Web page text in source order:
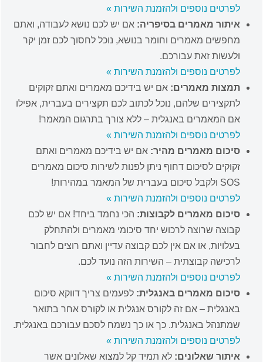
לפרטים נוספים ולהזמנת השירות »
איתור מאמרים בסיפריה: אם יש לכם נושא לעבודה, ואתם
מחפשים מאמרים וחומר בנושא, נוכל לחסוך לכם זמן יקר
ולעשות זאת עבורכם.
לפרטים נוספים ולהזמנת השירות »
תמצות מאמרים: אם יש בידיכם מאמרים ואתם זקוקים
לתקצירים שלהם, נוכל לכתוב לכם תקצירים בעברית, אפילו
אם המאמרים באנגלית – ללא צורך בתרגום המאמר!
לפרטים נוספים ולהזמנת השירות »
סיכום מאמרים מהיר: אם יש בידיכם מאמרים ואתם
זקוקים לסיכום דחוף ניתן לפנות לשירות סיכום מאמרים
SOS ולקבל סיכום בעברית של המאמר במהירות!
לפרטים נוספים ולהזמנת השירות »
סיכום מאמרים לקבוצות: הכי נחמד ביחד! אם יש לכם
קבוצה שרוצה לרכוש יחד סיכומי מאמרים ולהתחלק
בעלויות, או אם אין לכם קבוצה עדיין ואתם רוצים לחבור
לרכישה קבוצתית – השירות הזה נועד לכם.
לפרטים נוספים ולהזמנת השירות »
סיכום מאמרים באנגלית: לפעמים צריך דווקא סיכום
באנגלית – אם זה לקורס אנגלית או לקורס אחר בתואר
שמתנהל באנגלית. כך או כך נשמח לסכם עבורכם באנגלית.
לפרטים נוספים ולהזמנת השירות »
איתור שאלונים: לא תמיד קל למצוא שאלונים אשר